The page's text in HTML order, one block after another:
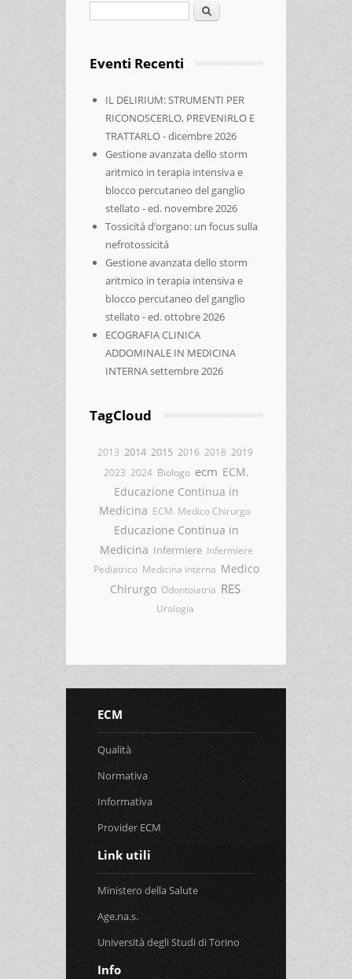
Cerca
Eventi Recenti
IL DELIRIUM: STRUMENTI PER
RICONOSCERLO, PREVENIRLO E
TRATTARLO - dicembre 2026
Gestione avanzata dello storm
aritmico in terapia intensiva e
blocco percutaneo del ganglio
stellato - ed. novembre 2026
Tossicitá d’organo: un focus sulla
nefrotossicitá
Gestione avanzata dello storm
aritmico in terapia intensiva e
blocco percutaneo del ganglio
stellato - ed. ottobre 2026
ECOGRAFIA CLINICA
ADDOMINALE IN MEDICINA
INTERNA settembre 2026
TagCloud
2013 2014 2015 2016 2018 2019
2023 2024 Biologo ecm ECM.
Educazione Continua in
Medicina ECM. Medico Chirurgo
Educazione Continua in
Medicina Infermiere Infermiere
Pediatrico Medicina interna Medico
Chirurgo Odontoiatria RES
Urologia
ECM
Qualità
Normativa
Informativa
Provider ECM
Link utili
Ministero della Salute
Age.na.s.
Università degli Studi di Torino
Info